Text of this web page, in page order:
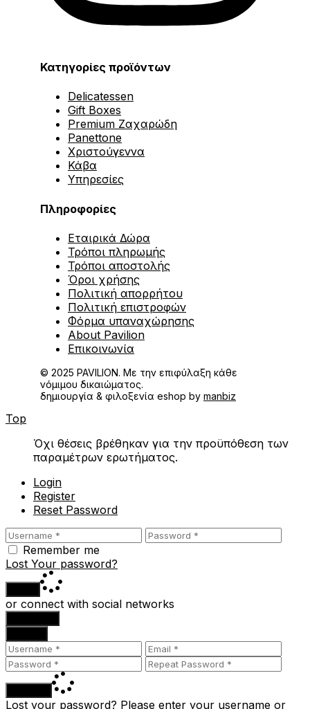
Κατηγορίες προϊόντων
Delicatessen
Gift Boxes
Premium Ζαχαρώδη
Panettone
Χριστούγεννα
Κάβα
Υπηρεσίες
Πληροφορίες
Εταιρικά Δώρα
Τρόποι πληρωμής
Τρόποι αποστολής
Όροι χρήσης
Πολιτική απορρήτου
Πολιτική επιστροφών
Φόρμα υπαναχώρησης
About Pavilion
Επικοινωνία
© 2025 PAVILION. Με την επιφύλαξη κάθε
νόμιμου δικαιώματος.
δημιουργία & φιλοξενία eshop by manbiz
Top
Όχι θέσεις βρέθηκαν για την προϋπόθεση των
παραμέτρων ερωτήματος.
Login
Register
Reset Password
Remember me
Lost Your password?
or connect with social networks
Lost your password? Please enter your username or